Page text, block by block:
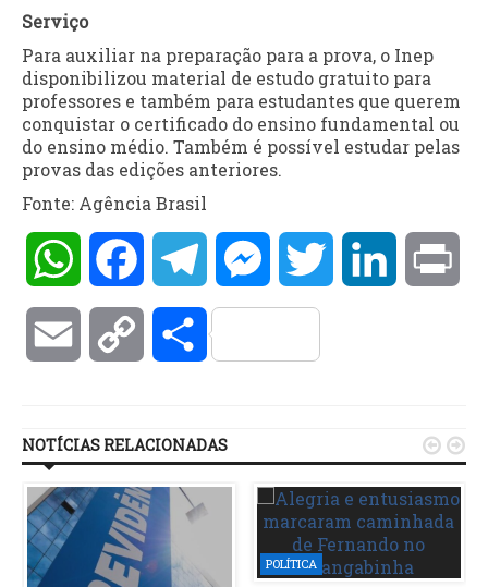
Serviço
Para auxiliar na preparação para a prova, o Inep
disponibilizou material de estudo gratuito para
professores e também para estudantes que querem
conquistar o certificado do ensino fundamental ou
do ensino médio. Também é possível estudar pelas
provas das edições anteriores.
Fonte: Agência Brasil
WhatsAppFacebookTelegramMessengerTwitter LinkedIn
Email Copy Compartilhar
NOTÍCIAS RELACIONADAS
POLÍTICA
 